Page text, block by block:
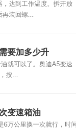
，达到工作温度。拆开放
再装回螺...
要加多少升
就可以了。奥迪A5变速
按...
变速箱油
6万公里换一次就行，时间